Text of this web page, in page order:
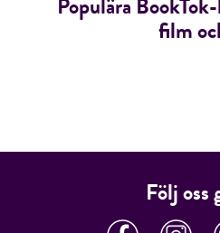
film
Följ oss